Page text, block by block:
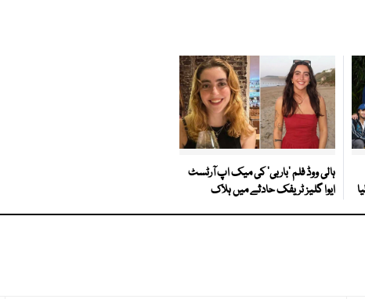
ہالی ووڈ فلم ’باربی‘ کی میک اپ آرٹسٹ
ایوا گلیز ٹریفک حادثے میں ہلاک